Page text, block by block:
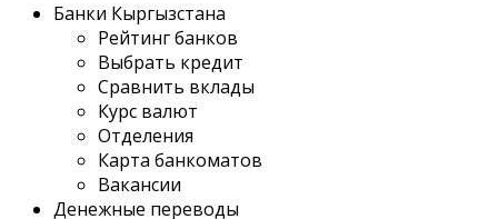
Банки Кыргызстана
Рейтинг банков
Выбрать кредит
Сравнить вклады
Курс валют
Отделения
Карта банкоматов
Вакансии
Денежные переводы